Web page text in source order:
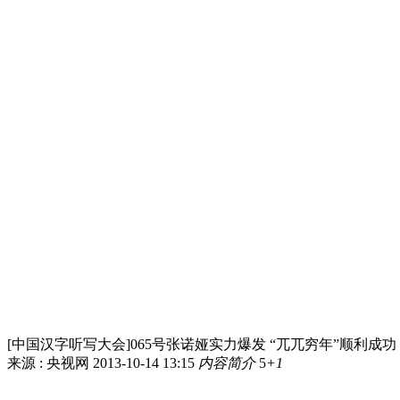
[中国汉字听写大会]065号张诺娅实力爆发 “兀兀穷年”顺利成功
来源 : 央视网 2013-10-14 13:15 内容简介 5+1